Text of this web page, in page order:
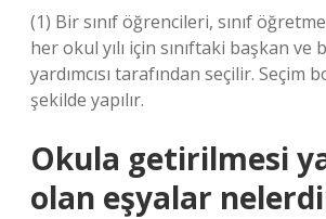
(1) Bir sınıf öğrencileri, sınıf
her okul yılı için sınıftaki başkan ve
yardımcısı tarafından seçilir. Seçim
şekilde yapılır.
Okula getirilmesi
olan eşyalar